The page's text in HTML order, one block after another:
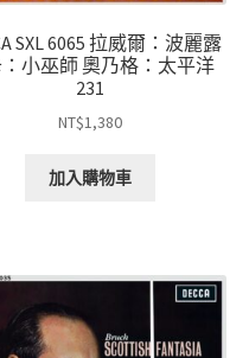
SXL 6065 拉威爾：波麗露
小巫師 奧乃格：太平洋
231
NT$1,380
加入購物車